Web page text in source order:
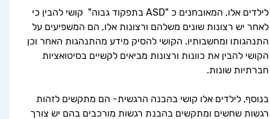
לילדים אלו, המאובחנים כ "ASD בתפקוד גבוה"  קושי להבין כי
לאחר יש רצונות שונים משלהם ורצונות אלו, הם המשפיעים על
התנהגותו ומחשבותיו. הקושי להסיק מידע מהתנהגות האחר וכן
הקושי להבין את כוונות ורצונות מביאים לקשיים בסיטואציות
חברתיות שונות.
בנוסף, לילדים אלו קושי בהבנה הרגשית- הם מתקשים לזהות
רגשות שחשים ומתקשים בהבנת רגשות מורכבים בהם יש צורך